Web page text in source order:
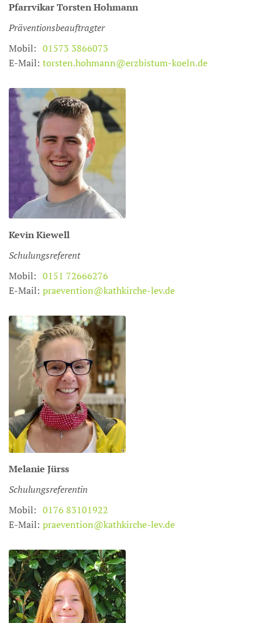
PfarrvikarTorstenHohmann
Präventionsbeauftragter
Mobil: 01573 3866073
E-Mail: torsten.hohmann@erzbistum-koeln.de
KevinKiewell
Schulungsreferent
Mobil: 0151 72666276
E-Mail: praevention@kathkirche-lev.de
Melanie Jürss
Schulungsreferentin
Mobil: 0176 83101922
E-Mail: praevention@kathkirche-lev.de